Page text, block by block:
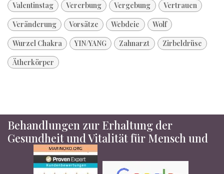
Valentinstag
Vererbung Vergebung
Vertrauen
Veränderung
Vorsätze Webdeie
Wolf
Wurzel Chakra
YIN/YANG Zahnarzt
Zirbeldrüse
Ätherkörper
Behandlungen zur Erhaltung der
Gesundheit und Vitalität für Mensch und